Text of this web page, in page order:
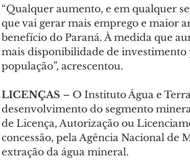
“Qualquer aumento, e em qualquer
que vai gerar mais emprego e maior
benefício do Paraná. À medida que
mais disponibilidade de investimento
população”, acrescentou.
LICENÇAS – O Instituto Água e
desenvolvimento do segmento
de Licença, Autorização ou
concessão, pela Agência Nacional de
extração da água mineral.